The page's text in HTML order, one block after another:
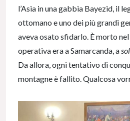
l’Asia in una gabbia Bayezid, il
ottomano e uno dei più grandi
aveva osato sfidarlo. È morto
operativa era a Samarcanda, a
Da allora, ogni tentativo di
montagne è fallito. Qualcosa